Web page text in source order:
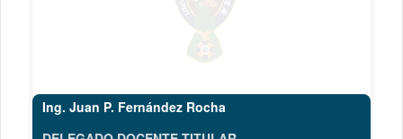
Ing. Juan P. Fernández Rocha